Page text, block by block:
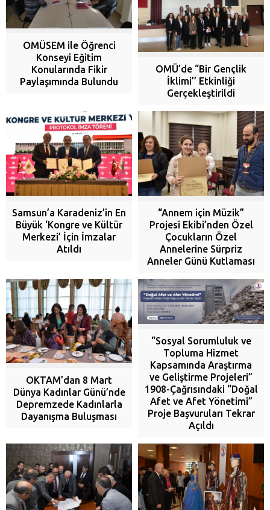
OMÜSEM ile Öğrenci
Konseyi Eğitim
Konularında Fikir
Paylaşımında Bulundu
OMÜ’de “Bir Gençlik
İklimi’’ Etkinliği
Gerçekleştirildi
Samsun’a Karadeniz’in En
Büyük ‘Kongre ve Kültür
Merkezi’ İçin İmzalar
Atıldı
“Annem için Müzik”
Projesi Ekibi’nden Özel
Çocukların Özel
Annelerine Sürpriz
Anneler Günü Kutlaması
OKTAM’dan 8 Mart
Dünya Kadınlar Günü’nde
Depremzede Kadınlarla
Dayanışma Buluşması
“Sosyal Sorumluluk ve
Topluma Hizmet
Kapsamında Araştırma
ve Geliştirme Projeleri”
1908-Çağrısındaki “Doğal
Afet ve Afet Yönetimi”
Proje Başvuruları Tekrar
Açıldı